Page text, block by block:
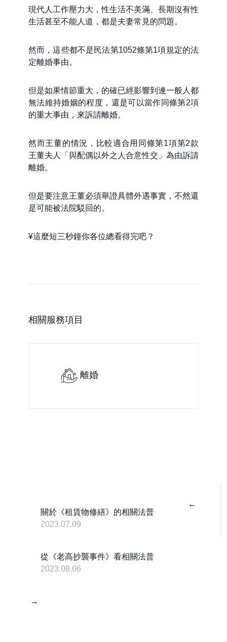
現代人工作壓力大，性生活不美滿、長期沒有性
生活甚至不能人道，都是夫妻常見的問題。
然而，這些都不是民法第1052條第1項規定的法
定離婚事由。
但是如果情節重大，的確已經影響到連一般人都
無法維持婚姻的程度，還是可以當作同條第2項
的重大事由，來訴請離婚。
然而王董的情況，比較適合用同條第1項第2款
王董夫人「與配偶以外之人合意性交」為由訴請
離婚。
但是要注意王董必須舉證具體外遇事實，不然還
是可能被法院駁回的。
¥這麼短三秒鐘你各位總看得完吧？
相關服務項目
離婚
←
關於《租賃物修繕》的相關法普
2023.07.09
從《老高抄襲事件》看相關法普
2023.08.06
→